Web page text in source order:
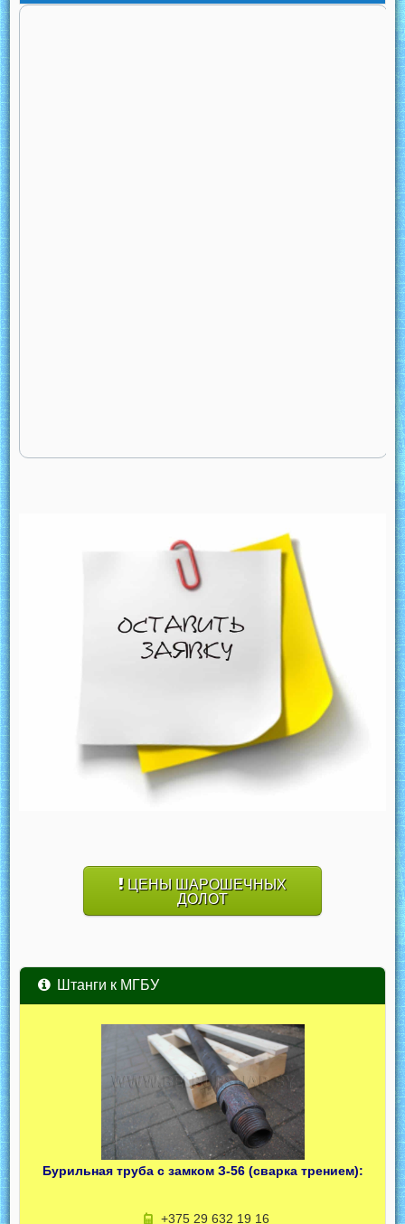
ЦЕНЫ ШАРОШЕЧНЫХ
ДОЛОТ
Штанги к МГБУ
Бурильная труба с замком З-56 (сварка трением):
+375 29 632 19 16